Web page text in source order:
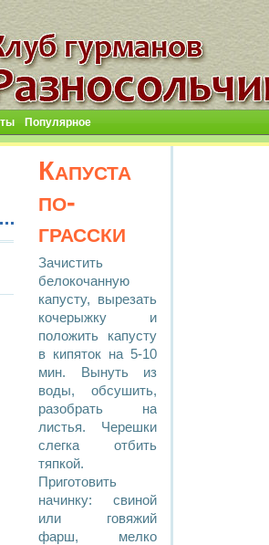
Популярное
Капуста
по-
грасски
Зачистить
белокочанную
капусту, вырезать
кочерыжку и
положить капусту
в кипяток на 5-10
мин. Вынуть из
воды, обсушить,
разобрать на
листья. Черешки
слегка отбить
тяпкой.
Приготовить
начинку: свиной
или говяжий
фарш, мелко